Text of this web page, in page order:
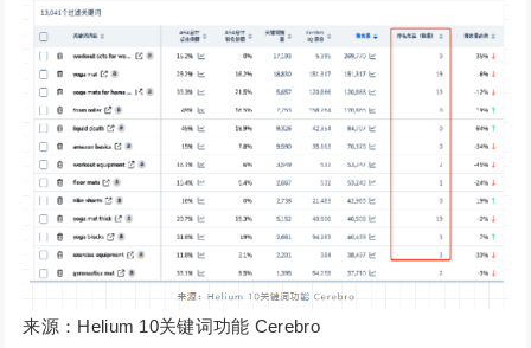
来源：Helium 10关键词功能 Cerebro